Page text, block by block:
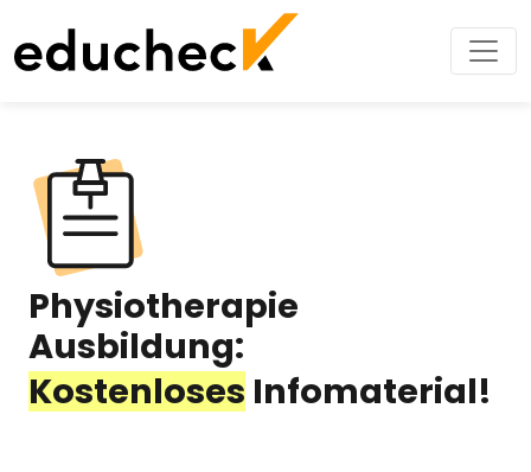
Physiotherapie
Ausbildung:
Kostenloses Infomaterial!